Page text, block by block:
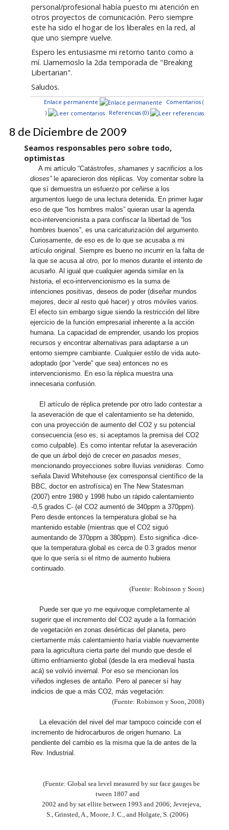
personal/profesional había puesto mi atención en
otros proyectos de comunicación. Pero siempre
este ha sido el hogar de los liberales en la red, al
que uno siempre vuelve.
Espero les entusiasme mi retorno tanto como a
mí. Llamemoslo la 2da temporada de "Breaking
Libertarian".
Saludos.
Enlace permanente
Comentarios (
)
Referencias (0)
8 de Diciembre de 2009
Seamos responsables pero sobre todo,
optimistas
A mi artículo “Catástrofes,shamanes ysacrificios a los
dioses” le aparecieron dos réplicas. Voy comentar sobre la
que sí demuestra un esfuerzo por ceñirse a los
argumentos luego de una lectura detenida. En primer lugar
eso de que “los hombres malos” quieran usar la agenda
eco-intervencionista a para confiscar la libertad de “los
hombres buenos”, es una caricaturización del argumento.
Curiosamente, de eso es de lo que se acusaba a mi
artículo original. Siempre es bueno no incurrir en la falta de
la que se acusa al otro, por lo menos durante el intento de
acusarlo. Al igual que cualquier agenda similar en la
historia, el eco-intervencionismo es la suma de
intenciones positivas, deseos de poder (diseñar mundos
mejores, decir al resto qué hacer) y otros móviles varios.
El efecto sin embargo sigue siendo la restricción del libre
ejercicio de la función empresarial inherente a la acción
humana. La capacidad de emprender, usando los propios
recursos y encontrar alternativas para adaptarse a un
entorno siempre cambiante. Cualquier estilo de vida auto-
adoptado (por “verde” que sea) entonces no es
intervencionismo. En eso la réplica muestra una
innecesaria confusión.
El artículo de réplica pretende por otro lado contestar a
la aseveración de que el calentamiento se ha detenido,
con una proyección de aumento del CO2 y su potencial
consecuencia (eso es, si aceptamos la premisa del CO2
como culpable). Es como intentar refutar la aseveración
de que un árbol dejó de creceren pasados meses,
mencionando proyecciones sobre lluviasvenideras. Como
señala David Whitehouse (ex corresponsal científico de la
BBC, doctor en astrofísica) en The New Statesman
(2007) entre 1980 y 1998 hubo un rápido calentamiento
-0,5 grados C- (el CO2 aumentó de 340ppm a 370ppm).
Pero desde entonces la temperatura global se ha
mantenido estable (mientras que el CO2 siguó
aumentando de 370ppm a 380ppm). Esto significa -dice-
que la temperatura global es cerca de 0.3 grados menor
que lo que sería si el ritmo de aumento hubiera
continuado.
(Fuente: Robinson y Soon)
Puede ser que yo me equivoque completamente al
sugerir que el incremento del CO2 ayude a la formación
de vegetación en zonas desérticas del planeta, pero
ciertamente más calentamiento haría viable nuevamente
para la agricultura cierta parte del mundo que desde el
último enfriamiento global (desde la era medieval hasta
acá) se volvió invernal. Por eso se mencionan los
viñedos ingleses de antaño. Pero al parecer sí hay
indicios de que a más CO2, más vegetación:
(Fuente: Robinson y Soon, 2008)
La elevación del nivel del mar tampoco coincide con el
incremento de hidrocarburos de origen humano. La
pendiente del cambio es la misma que la de antes de la
Rev. Industrial.
(Fuente: Global sea level measured by sur face gauges be
tween 1807 and
2002 and by sat ellite between 1993 and 2006; Jevrejeva,
S., Grinsted, A., Moore, J. C., and Holgate, S. (2006)